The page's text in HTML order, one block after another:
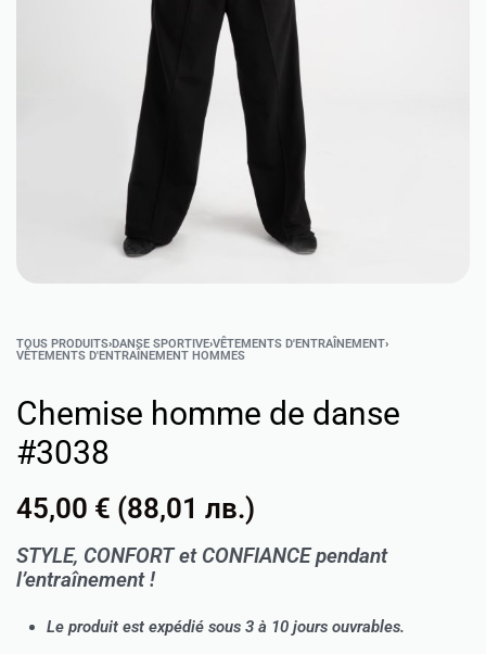
TOUS PRODUITS›DANSE SPORTIVE›VÊTEMENTS D'ENTRAÎNEMENT›
VÊTEMENTS D'ENTRAÎNEMENT HOMMES
Chemise homme de danse
#3038
45,00 € (88,01 лв.)
STYLE, CONFORTet CONFIANCE pendant
l’entraînement !
Le produit est expédié sous 3 à 10 jours ouvrables.